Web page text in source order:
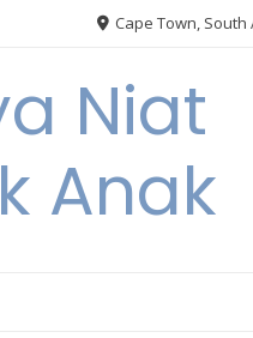
Cape Town, South
Niat
Anak